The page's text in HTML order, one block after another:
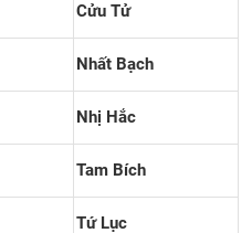
Cửu Tử
Nhất Bạch
Nhị Hắc
Tam Bích
Tứ Lục